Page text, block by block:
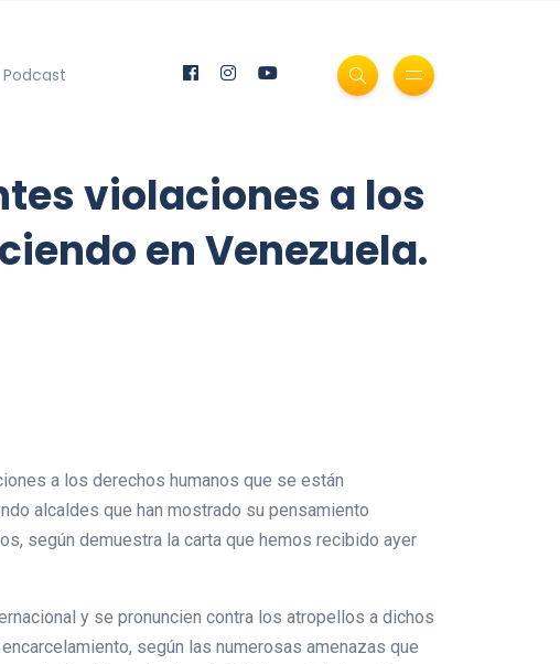
Podcast
violaciones a los
en Venezuela.
a los derechos humanos que se están
alcaldes que han mostrado su pensamiento
según demuestra la carta que hemos recibido ayer
y se pronuncien contra los atropellos a dichos
según las numerosas amenazas que